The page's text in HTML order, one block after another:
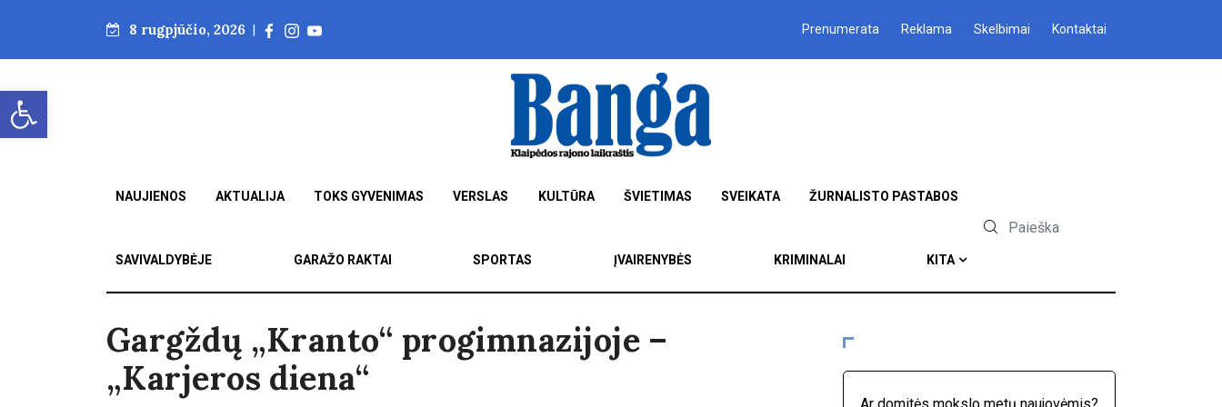
Open toolbar
8 rugpjūčio, 2026 | Prenumerata Reklama Skelbimai Kontaktai
NAUJIENOS AKTUALIJA TOKS GYVENIMAS VERSLAS KULTŪRA ŠVIETIMAS SVEIKATA ŽURNALISTO PASTABOS
SAVIVALDYBĖJE GARAŽO RAKTAI SPORTAS ĮVAIRENYBĖS KRIMINALAI KITA
Gargždų „Kranto“ progimnazijoje –
„Karjeros diena“